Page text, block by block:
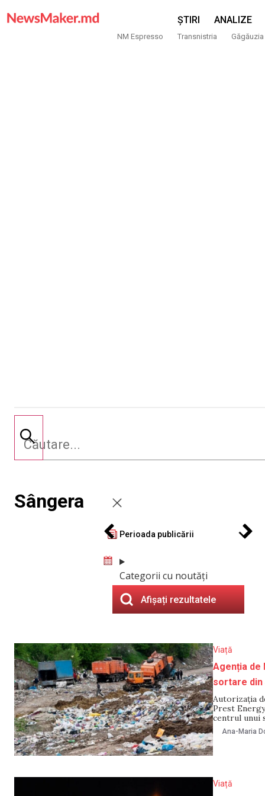
ȘTIRI ANALIZE
NM Espresso Transnistria Găgăuzia
Sângera
Perioada publicării
Categorii cu noutăți
Afișați rezultatele
Viață
Agenția de
sortare din
Autorizația
Prest
centrul unui
firmei i-a
fost făcut
Ana-Maria
Viață